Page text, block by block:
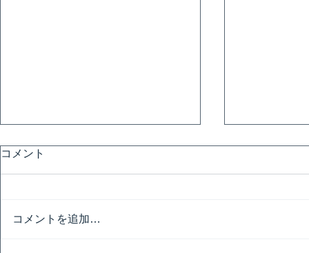
コメント
コメントを追加…